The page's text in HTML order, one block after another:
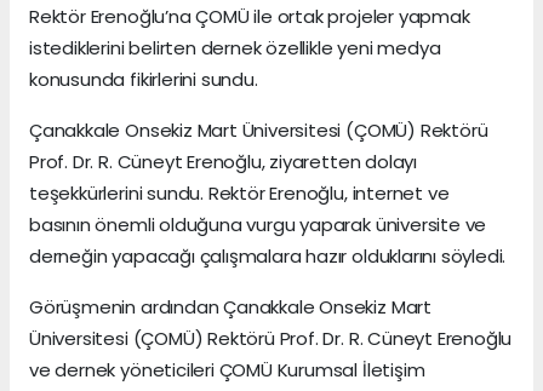
Rektör Erenoğlu’na ÇOMÜ ile ortak projeler yapmak
istediklerini belirten dernek özellikle yeni medya
konusunda fikirlerini sundu.
Çanakkale Onsekiz Mart Üniversitesi (ÇOMÜ) Rektörü
Prof. Dr. R. Cüneyt Erenoğlu, ziyaretten dolayı
teşekkürlerini sundu. Rektör Erenoğlu, internet ve
basının önemli olduğuna vurgu yaparak üniversite ve
derneğin yapacağı çalışmalara hazır olduklarını söyledi.
Görüşmenin ardından Çanakkale Onsekiz Mart
Üniversitesi (ÇOMÜ) Rektörü Prof. Dr. R. Cüneyt Erenoğlu
ve dernek yöneticileri ÇOMÜ Kurumsal İletişim